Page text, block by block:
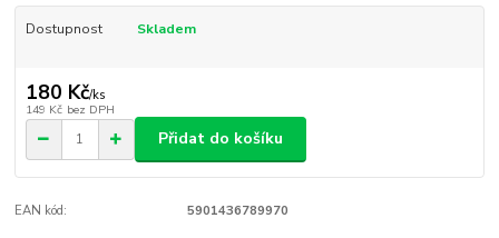
Dostupnost Skladem
180 Kč/ks
149 Kč bez DPH
Přidat do košíku
EAN kód: 5901436789970